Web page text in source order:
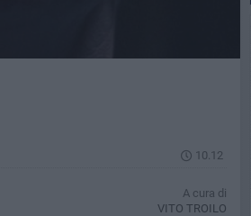
10.12
A cura di
VITO TROILO